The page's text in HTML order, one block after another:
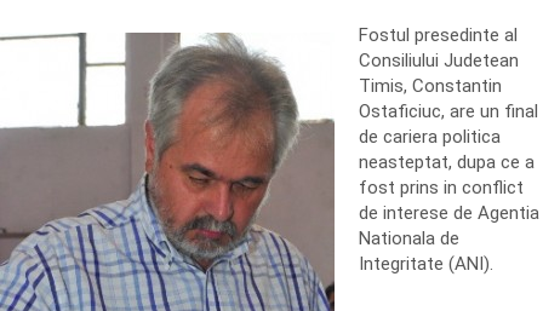
Fostul presedinte al
Consiliului Judetean
Timis, Constantin
Ostaficiuc, are un final
de cariera politica
neasteptat, dupa ce a
fost prins in conflict
de interese de Agentia
Nationala de
Integritate (ANI).